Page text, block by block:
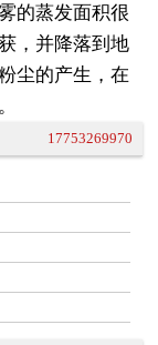
的蒸发面积很
，并降落到地
尘的产生，在
17753269970